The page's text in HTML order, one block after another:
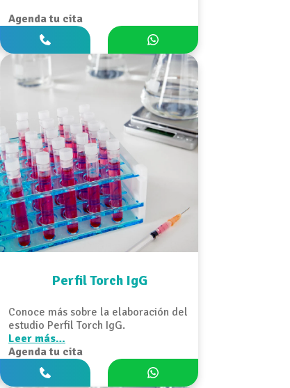
Agenda tu cita
Perfil Torch IgG
Conoce más sobre la elaboración del
estudio Perfil Torch IgG.
Leer más…
Agenda tu cita